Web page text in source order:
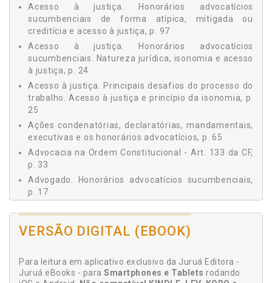
2.6 Assistência Judiciária Gratuita e Benefício da Justiça
Gratuita no Direito do Trabalho, p. 71
2.7 Sucumbência Recíproca, p. 79
2.8 Transação, p. 84
3 Arbitramento dos Honorários Advocatícios, p. 89
3.1 Princípio da Razoabilidade e Proporcionalidade, p. 89
3.2 Aplicação da Subsidiariedade do Processo Civil ao
Processo do Trabalho - Alcance e Limites, p. 93
3.3 Honorários Advocatícios Sucumbenciais de Forma
Atípica, Mitigada ou Creditícia e Acesso à Justiça, p. 97
3.4 Limite dos Valores dos Honorários, p. 102
3.5 Posicionamento dos Tribunais Regionais do Trabalho
(TRT’S), Tribunal Superior do Trabalho (TST) e Supremo
Tribunal Federal (STF) a Partir da Vigência da Lei 13.467
de 11.11.2017, p. 104
Conclusão, p. 129
Referências, p. 133
Acesso à justiça. Honorários advocatícios
sucumbenciais de forma atípica, mitigada ou
creditícia e acesso à justiça, p. 97
Acesso à justiça. Honorários advocatícios
sucumbenciais. Natureza jurídica, isonomia e acesso
à justiça, p. 24
Acesso à justiça. Principais desafios do processo do
trabalho. Acesso à justiça e princípio da isonomia, p.
25
Ações condenatórias, declaratórias, mandamentais,
executivas e os honorários advocatícios, p. 65
Advocacia na Ordem Constitucional - Art. 133 da CF,
p. 33
Advogado. Honorários advocatícios sucumbenciais,
p. 17
justiça, p. 97
Processo do Trabalho. Alcance e limites, p. 93
Arbitramento dos honorários advocatícios, p. 89
VERSÃO DIGITAL (EBOOK)
Para leitura em aplicativo exclusivo da Juruá Editora -
Juruá eBooks - para Smartphones e Tablets rodando